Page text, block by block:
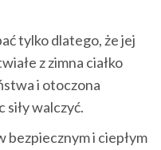
tylko dlatego, że jej
z zimna ciałko
i otoczona
siły walczyć.
bezpiecznym i ciepłym